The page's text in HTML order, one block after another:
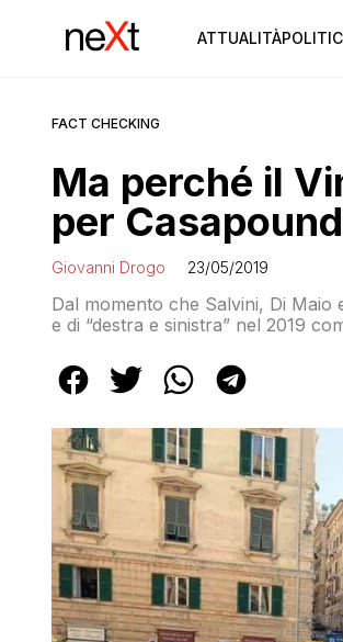
ATTUALITÀ
FACT CHECKING
Ma perché il
per
Giovanni Drogo 23/05/2019
Dal momento che Salvini, Di
e di “destra e sinistra” nel 2019